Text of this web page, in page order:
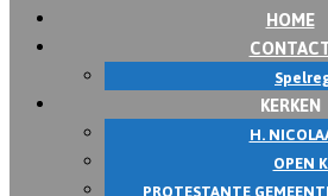
HOME
KERKEN
H.
OPEN